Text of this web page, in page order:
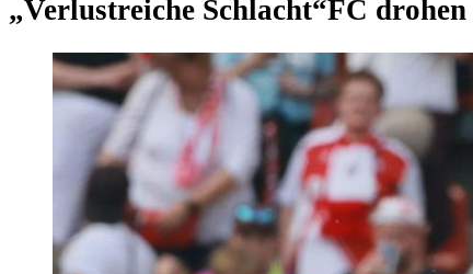
„Verlustreiche Schlacht“FC drohen